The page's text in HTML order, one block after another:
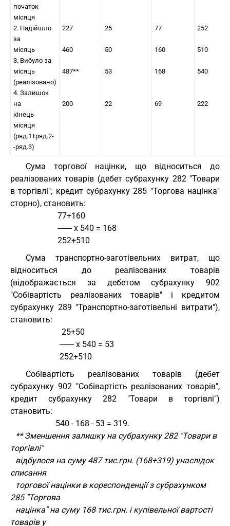
початок
місяця
2. Надійшло
за
місяць
3. Вибуло за
місяць
(реалізовано)
4. Залишок
на
кінець
місяця
(ряд.1+ряд.2-
-ряд.3)
227
460
487**
200
25
50
53
22
77
160
168
69
252
510
540
222
Сума торгової націнки, що відноситься до
реалізованих товарів (дебет субрахунку 282 "Товари
в торгівлі", кредит субрахунку 285 "Торгова націнка"
сторно), становить:
                       77+160
                       ------- х 540 = 168
                       252+510
Сума транспортно-заготівельних витрат, що
відноситься до реалізованих товарів
(відображається за дебетом субрахунку 902
"Собівартість реалізованих товарів" і кредитом
субрахунку 289 "Транспортно-заготівельні витрати"),
становить:
                         25+50
                        ------- х 540 = 53
                        252+510
Собівартість реалізованих товарів (дебет
субрахунку 902 "Собівартість реалізованих товарів",
кредит субрахунку 282 "Товари в торгівлі")
становить:
                      540 - 168 - 53 = 319.
** Зменшення залишку на субрахунку 282 "Товари в
торгівлі"
відбулося на суму 487 тис.грн. (168+319) унаслідок
списання
торгової націнки в кореспонденції з субрахунком
285 "Торгова
націнка" на суму 168 тис.грн. і купівельної вартості
товарів у